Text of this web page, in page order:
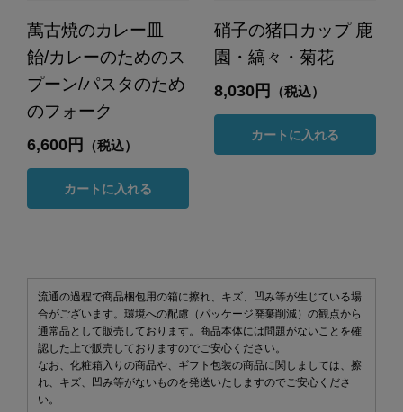
萬古焼のカレー皿
飴/カレーのためのス
プーン/パスタのため
のフォーク
6,600円 （税込）
カートに入れる
硝子の猪口カップ 鹿
園・縞々・菊花
8,030円 （税込）
カートに入れる
流通の過程で商品梱包用の箱に擦れ、キズ、凹み等が生じている場
合がございます。環境への配慮（パッケージ廃棄削減）の観点から
通常品として販売しております。商品本体には問題がないことを確
認した上で販売しておりますのでご安心ください。
なお、化粧箱入りの商品や、ギフト包装の商品に関しましては、擦
れ、キズ、凹み等がないものを発送いたしますのでご安心くださ
い。